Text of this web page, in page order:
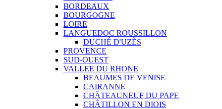
BORDEAUX
BOURGOGNE
LOIRE
LANGUEDOC ROUSSILLON
DUCHÉ D'UZÈS
PROVENCE
SUD-OUEST
VALLEE DU RHONE
BEAUMES DE VENISE
CAIRANNE
CHÂTEAUNEUF DU PAPE
CHÂTILLON EN DIOIS